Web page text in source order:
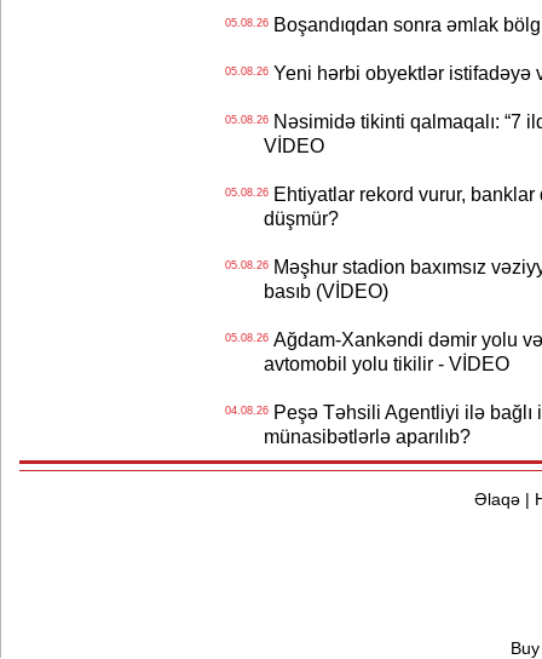
05.08.26Boşandıqdan sonra əmlak
05.08.26Yeni hərbi obyektlər istifadəyə
05.08.26Nəsimidə tikinti qalmaqalı: “7
VİDEO
05.08.26Ehtiyatlar rekord vurur, banklar
düşmür?
05.08.26Məşhur stadion baxımsız
basıb (VİDEO)
05.08.26Ağdam-Xankəndi dəmir yolu
avtomobil yolu tikilir - VİDEO
04.08.26Peşə Təhsili Agentliyi ilə bağlı
münasibətlərlə aparılıb?
Əlaqə|